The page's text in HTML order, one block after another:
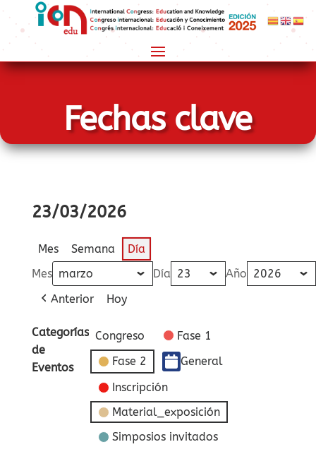
Fechas clave
23/03/2026
Mes Semana
Día
Mes
Día
Año
Anterior
Hoy
Categorías
de
Eventos
Congreso
Fase 1
Fase 2
General
Inscripción
Material_exposición
Simposios invitados